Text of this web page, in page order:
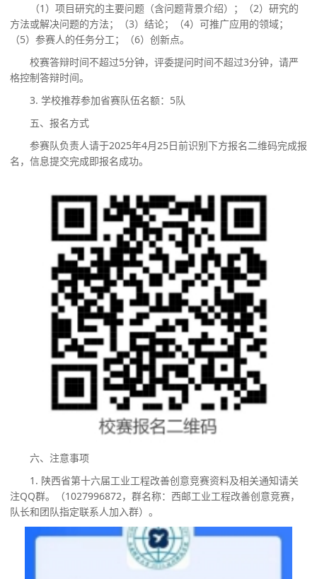
（1 ） 项目研究的主要问题（含问题背景介绍）； （2） 研究的
方法或解决问题的方法；
（3） 结论； （4） 可推广应用的领域；
（5） 参赛人的任务分工； （6） 创新点。
校赛答辩时间不超过5分钟， 评委提问时间不超过3分钟， 请严
格控制答辩时间。
3. 学校推荐参加省赛队伍名额： 5队
五、报名方式
参赛队负责人请于2025年4月25日前识别下方报名二维码完成报
名，信息提交完成即报名成功。
六、注意事项
1. 陕西省第十六届工业工程改善创意竞赛资料及相关通知请关
注QQ群。（1027996872，群名称：西邮工业工程改善创意竞赛，
队长和团队指定联系人加入群）。